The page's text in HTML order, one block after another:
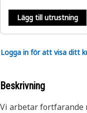
Lägg till utrustning
Logga in för att visa ditt
Beskrivning
Vi arbetar fortfarande